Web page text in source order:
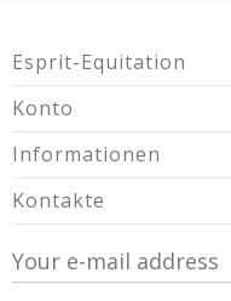
Esprit-Equitation
Konto
Informationen
Kontakte